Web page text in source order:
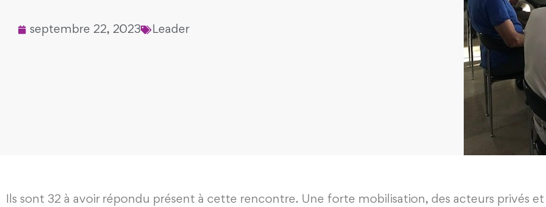
septembre 22, 2023 Leader
Ils sont 32 à avoir répondu présent à cette rencontre. Une forte mobilisation, des acteurs privés et